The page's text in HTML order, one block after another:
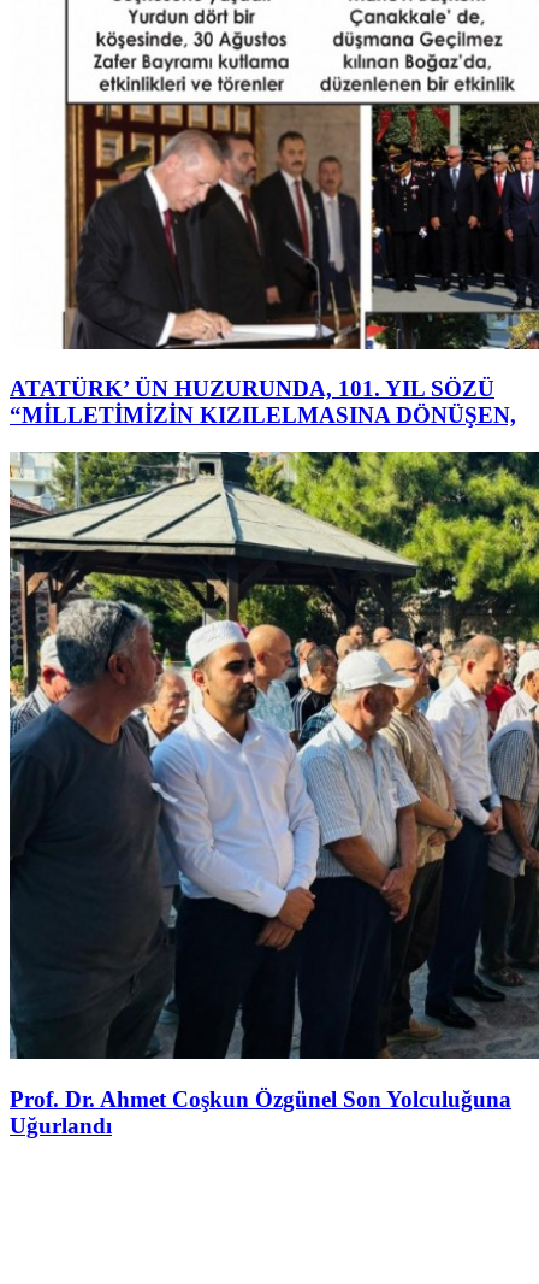
ATATÜRK’ ÜN HUZURUNDA, 101. YIL SÖZÜ
“MİLLETİMİZİN KIZILELMASINA DÖNÜŞEN,
Prof. Dr. Ahmet Coşkun Özgünel Son Yolculuğuna
Uğurlandı